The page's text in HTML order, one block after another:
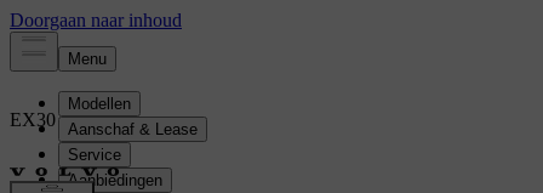
EX30 Elektrisch